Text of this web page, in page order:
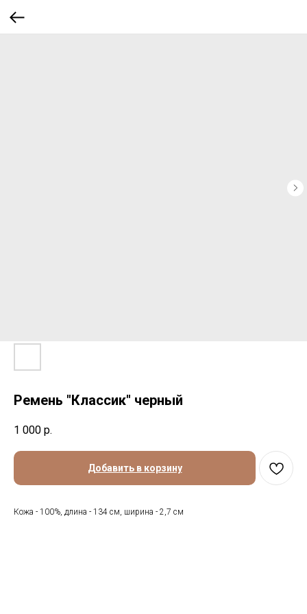
Ремень "Классик" черный
1 000 р.
Добавить в корзину
Кожа - 100%, длина - 134 см, ширина - 2,7 см